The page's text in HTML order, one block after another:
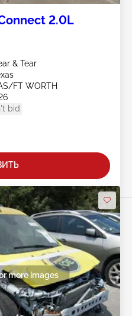
2.0L
& Tear
FT WORTH
bid
more images